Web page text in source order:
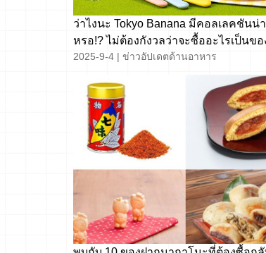
ว่าไงนะ Tokyo Banana มีคอลเลคชัน
หรอ!? ไม่ต้องกังวลว่าจะซื้ออะไรเป็นขอ
2025-9-4 | ข่าวอัปเดตด้านอาหาร